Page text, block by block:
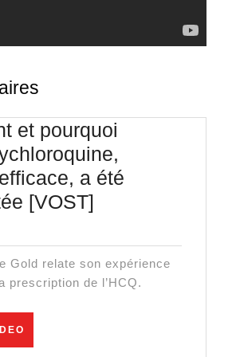
et pourquoi
a été
[VOST]
pourquoi
remède
2021
Gold relate son expérience
prescription de l’HCQ.